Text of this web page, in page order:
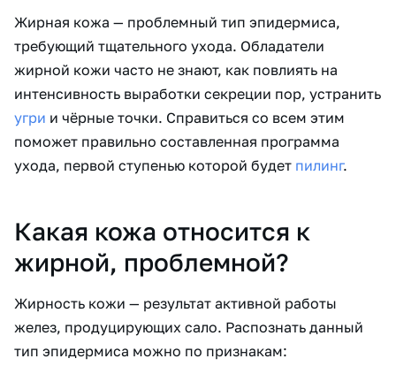
Жирная кожа — проблемный тип эпидермиса,
требующий тщательного ухода. Обладатели
жирной кожи часто не знают, как повлиять на
интенсивность выработки секреции пор, устранить
угри и чёрные точки. Справиться со всем этим
поможет правильно составленная программа
ухода, первой ступенью которой будет пилинг.
Какая кожа относится к
жирной, проблемной?
Жирность кожи — результат активной работы
желез, продуцирующих сало. Распознать данный
тип эпидермиса можно по признакам: